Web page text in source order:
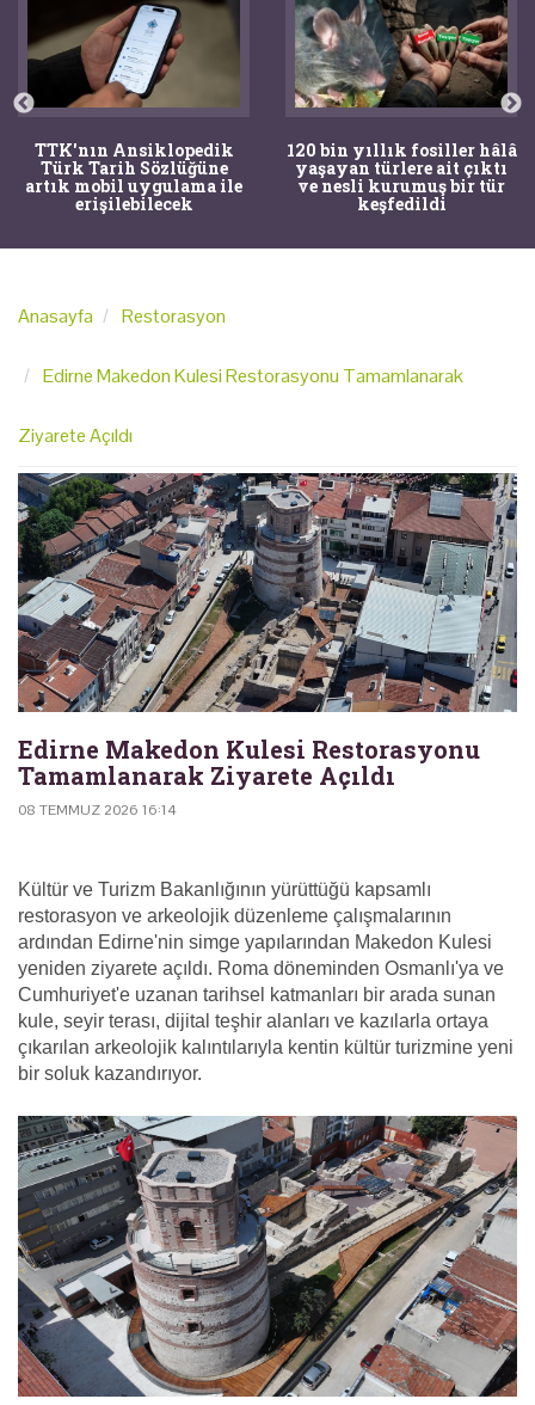
TTK'nın Ansiklopedik
Türk Tarih Sözlüğüne
artık mobil uygulama ile
erişilebilecek
120 bin yıllık fosiller hâlâ
yaşayan türlere ait çıktı
ve nesli kurumuş bir tür
keşfedildi
Anasayfa Restorasyon
Edirne Makedon Kulesi Restorasyonu Tamamlanarak
Ziyarete Açıldı
Edirne Makedon Kulesi Restorasyonu
Tamamlanarak Ziyarete Açıldı
08 TEMMUZ 2026 16:14
Kültür ve Turizm Bakanlığının yürüttüğü kapsamlı
restorasyon ve arkeolojik düzenleme çalışmalarının
ardından Edirne'nin simge yapılarından Makedon Kulesi
yeniden ziyarete açıldı. Roma döneminden Osmanlı'ya ve
Cumhuriyet'e uzanan tarihsel katmanları bir arada sunan
kule, seyir terası, dijital teşhir alanları ve kazılarla ortaya
çıkarılan arkeolojik kalıntılarıyla kentin kültür turizmine yeni
bir soluk kazandırıyor.